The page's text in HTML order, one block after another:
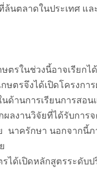
นตลาดในประเทศ แ
รในช่วงนี้อาจเรียก
ษตรจึงได้เปิดโครง
านการเรียนการสอ
งานวิจัยที่ได้รับการ
นาครักษา นอกจากนี้
ได้เปิดหลักสูตรระดั